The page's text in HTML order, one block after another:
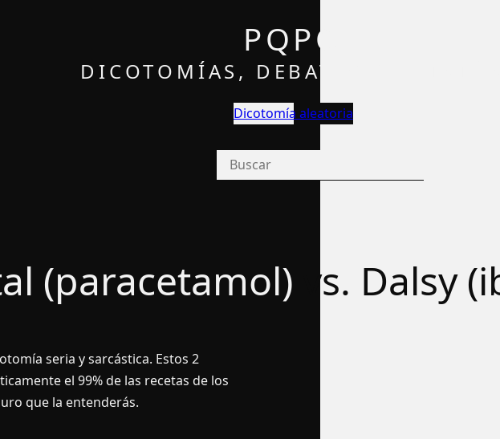
PQPQ
DICOTOMÍAS, DEBATES Y OPINIÓN
Dicotomía aleatoria
(paracetamol) vs. Dalsy
seria y sarcástica. Estos 2
el 99% de las recetas de los
que la entenderás.